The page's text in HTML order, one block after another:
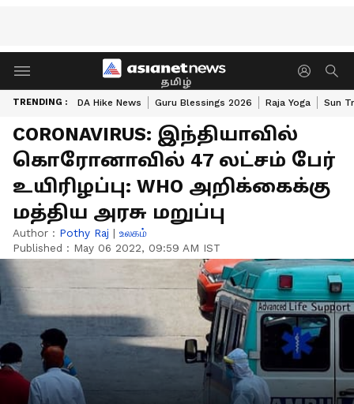
தமிழ்
TRENDING : DA Hike News Guru Blessings 2026 Raja Yoga Sun
CORONAVIRUS: இந்தியாவில்
கொரோனாவில் 47 லட்சம் பேர்
உயிரிழப்பு: WHO அறிக்கைக்கு
மத்திய அரசு மறுப்பு
Author : Pothy Raj | உலகம்
Published : May 06 2022, 09:59 AM IST